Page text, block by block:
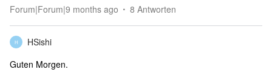
Forum|Forum|9 months ago 8 Antworten
H
HSishi
Guten Morgen.